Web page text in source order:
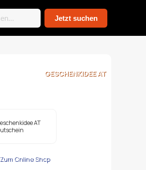
GESCHENKIDEE AT
Zum Online Shop